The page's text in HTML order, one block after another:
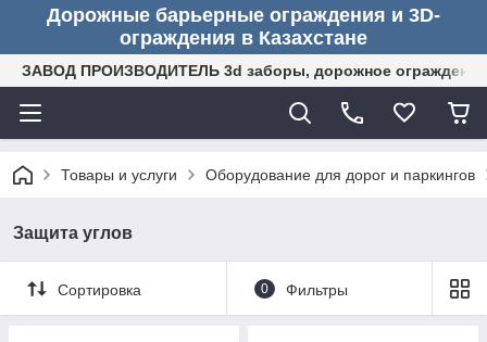
Дорожные барьерные ограждения и 3D-
ограждения в Казахстане
ЗАВОД ПРОИЗВОДИТЕЛЬ 3d заборы, дорожное ограждение
Товары и услуги Оборудование для дорог и паркингов
Защита углов
Сортировка 0 Фильтры